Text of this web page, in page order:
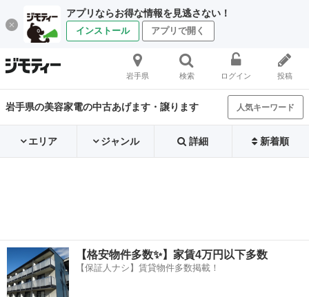
アプリならお得な情報を見逃さない！
インストール アプリで開く
岩手県 検索 ログイン 投稿
岩手県の美容家電の中古あげます・譲ります 人気キーワード
エリア ジャンル 詳細 新着順
【格安物件多数✨】家賃4万円以下多数
【保証人ナシ】賃貸物件多数掲載！